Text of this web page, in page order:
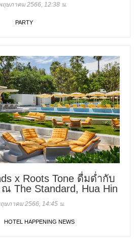
ษภาคม 2566, 12:38 น.
PARTY
x Roots Tone ดื่มด่ำกับ
ณ The Standard, Hua Hin
ษภาคม 2566, 14:45 น.
HOTEL HAPPENING NEWS